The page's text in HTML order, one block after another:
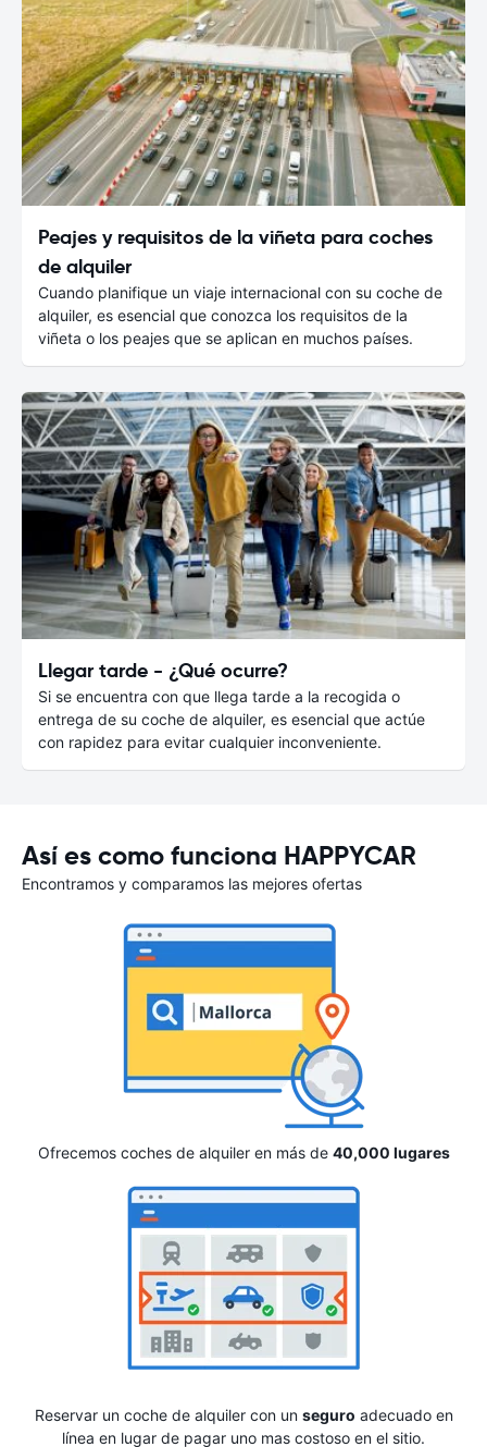
Peajes y requisitos de la viñeta para coches
de alquiler
Cuando planifique un viaje internacional con su coche de
alquiler, es esencial que conozca los requisitos de la
viñeta o los peajes que se aplican en muchos países.
Llegar tarde - ¿Qué ocurre?
Si se encuentra con que llega tarde a la recogida o
entrega de su coche de alquiler, es esencial que actúe
con rapidez para evitar cualquier inconveniente.
Así es como funciona HAPPYCAR
Encontramos y comparamos las mejores ofertas
Ofrecemos coches de alquiler en más de 40,000 lugares
Reservar un coche de alquiler con un seguro adecuado en
línea en lugar de pagar uno mas costoso en el sitio.